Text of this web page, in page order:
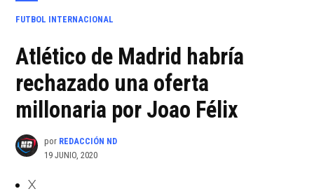
PUBLICADO
FUTBOL INTERNACIONAL
Atlético de Madrid habría
rechazado una oferta
millonaria por Joao Félix
por REDACCIÓN ND
19 JUNIO, 2020
X